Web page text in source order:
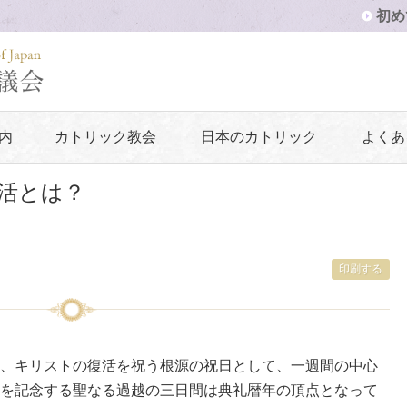
初
カトリック教会 日本のカトリック よく
とは？
印刷する
リストの復活を祝う根源の祝日として、一週間の中心
記念する聖なる過越の三日間は典礼暦年の頂点となって